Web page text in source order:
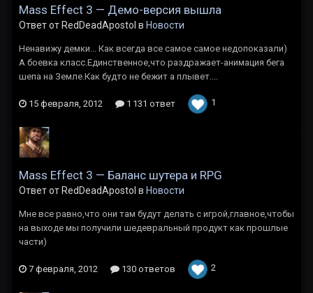
Mass Effect 3 — Демо-версия вышла
Ответ от RedDeadApostol в Новости
Ненавижу демки... Как всегда все самое самое недопоказали)
А боевка класс.Единственное,что раздражает-анимация бега
шепа на Земле.Как будто не бежит а плывет....
15 февраля, 2012 1 131 ответ 1
Mass Effect 3 — Баланс шутера и RPG
Ответ от RedDeadApostol в Новости
Мне все равно,что они там будут делать с игрой,главное,чтобы
на выходе мы получили шедевральный продукт как прошлые
части)
7 февраля, 2012 130 ответов 2